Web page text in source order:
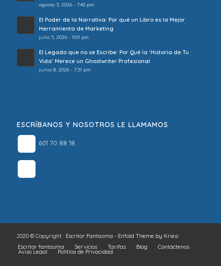
agosto 3, 2026 - 7:40 pm
El Poder de la Narrativa: Por qué un Libro es la Mejor
Herramienta de Marketing
julio 5, 2026 - 9:01 pm
El Legado que no se Escribe: Por Qué la ‘Historia de Tu
Vida’ Merece un Ghostwriter Profesional
junio 8, 2026 - 7:31 pm
ESCRÍBANOS Y NOSOTROS LE LLAMAMOS
601 70 88 18
2020 © Copyright · Escritor Fantasma - Enfold Theme by Kriesi
Escritor fantasma
Servicios Tarifas Blog Contáctenos
Aviso Legal Política de Privacidad